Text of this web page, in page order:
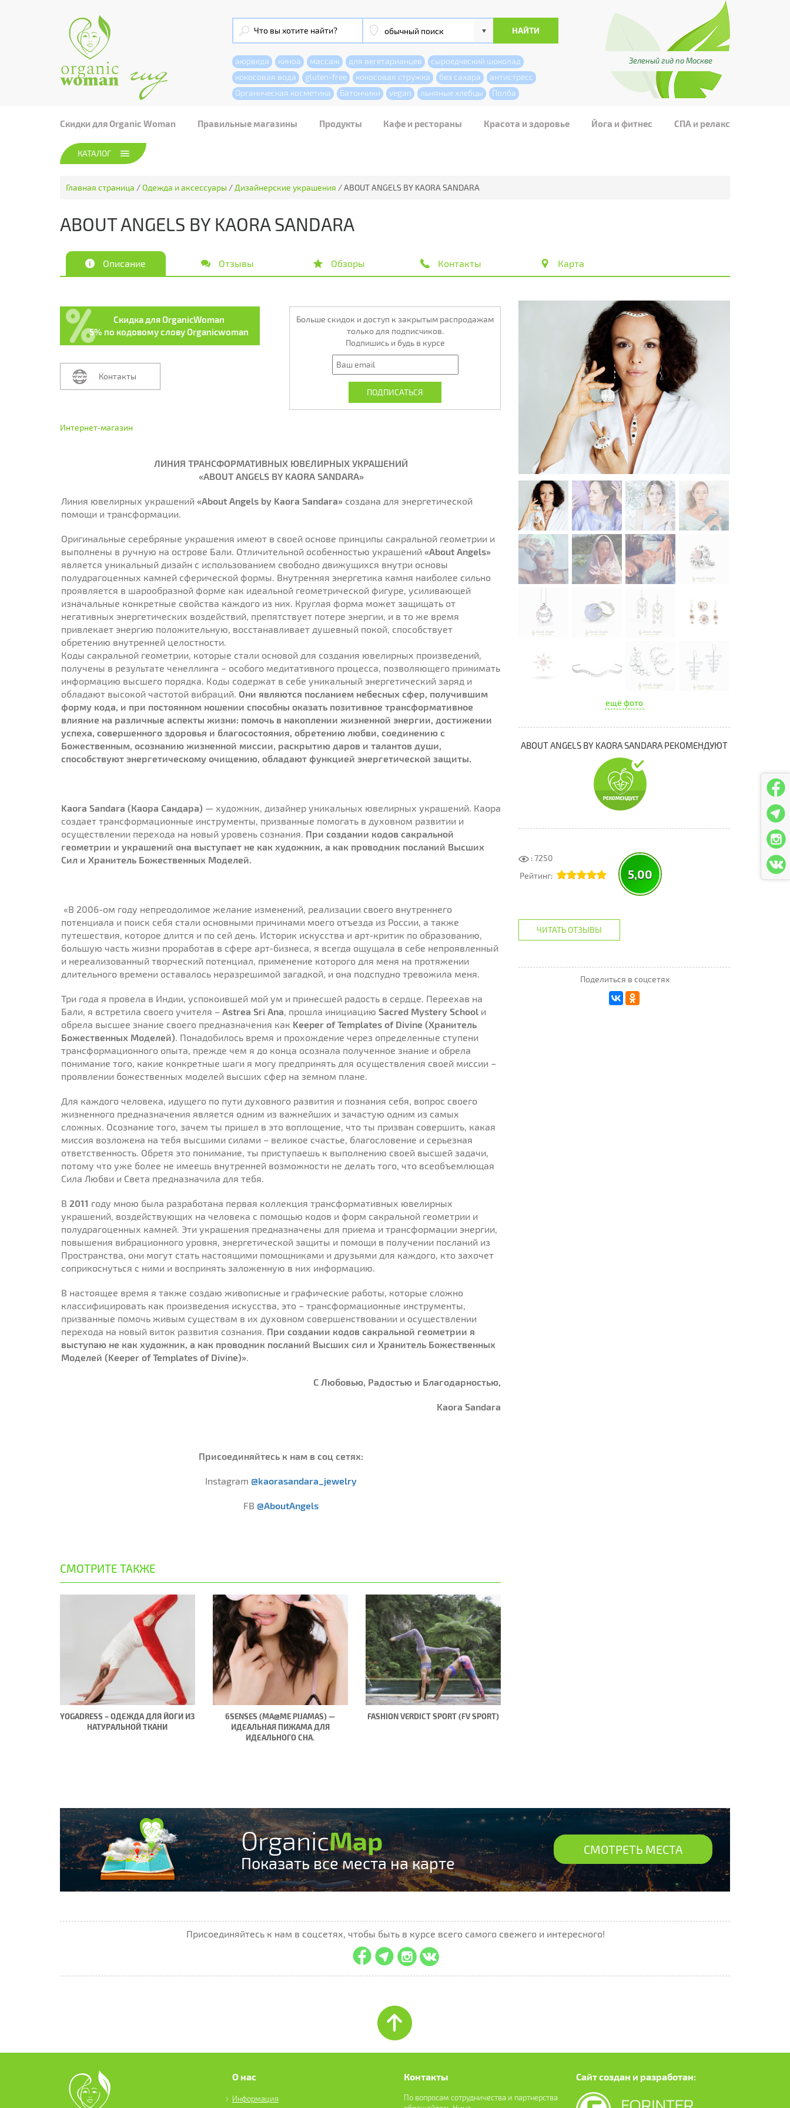
аюрведа киноа массаж для вегетарианцев
сыроедческий шоколад
кокосовая вода
gluten-free кокосовая стружка без сахара
антистресс
Органическая косметика
Батончики vegan льняные хлебцы Полба
Зеленый гид по Москве
Скидки для Organic Woman Правильные магазины Продукты Кафе и рестораны Красота и здоровье Йога и фитнес СПА и релакс
КАТАЛОГ
Главная страница /Одежда и аксессуары / Дизайнерские украшения /ABOUT ANGELS BY KAORA SANDARA
ABOUT ANGELS BY KAORA SANDARA
Описание Отзывы Обзоры Контакты Карта
Скидка для OrganicWoman
5% по кодовому слову Organicwoman
Контакты
Больше скидок и доступ к закрытым распродажам
только для подписчиков.
Подпишись и будь в курсе
Интернет-магазин
ЛИНИЯ ТРАНСФОРМАТИВНЫХ ЮВЕЛИРНЫХ УКРАШЕНИЙ
«ABOUT ANGELS BY KAORA SANDARA»
Линия ювелирных украшений «About Angels by Kaora Sandara» создана для энергетической
помощи и трансформации.
Оригинальные серебряные украшения имеют в своей основе принципы сакральной геометрии и
выполнены в ручную на острове Бали. Отличительной особенностью украшений «About Angels»
является уникальный дизайн с использованием свободно движущихся внутри основы
полудрагоценных камней сферической формы. Внутренняя энергетика камня наиболее сильно
проявляется в шарообразной форме как идеальной геометрической фигуре, усиливающей
изначальные конкретные свойства каждого из них. Круглая форма может защищать от
негативных энергетических воздействий, препятствует потере энергии, и в то же время
привлекает энергию положительную, восстанавливает душевный покой, способствует
обретению внутренней целостности.
Коды сакральной геометрии, которые стали основой для создания ювелирных произведений,
получены в результате ченеллинга – особого медитативного процесса, позволяющего принимать
информацию высшего порядка. Коды содержат в себе уникальный энергетический заряд и
обладают высокой частотой вибраций. Они являются посланием небесных сфер, получившим
форму кода, и при постоянном ношении способны оказать позитивное трансформативное
влияние на различные аспекты жизни: помочь в накоплении жизненной энергии, достижении
успеха, совершенного здоровья и благосостояния, обретению любви, соединению с
Божественным, осознанию жизненной миссии, раскрытию даров и талантов души,
способствуют энергетическому очищению, обладают функцией энергетической защиты.
Kaora Sandara (Каора Сандара) — художник, дизайнер уникальных ювелирных украшений. Каора
создает трансформационные инструменты, призванные помогать в духовном развитии и
осуществлении перехода на новый уровень сознания. При создании кодов сакральной
геометрии и украшений она выступает не как художник, а как проводник посланий Высших
Сил и Хранитель Божественных Моделей.
«В 2006-oм году непреодолимое желание изменений, реализации своего внутреннего
потенциала и поиск себя стали основными причинами моего отъезда из России, а также
путешествия, которое длится и по сей день. Историк искусства и арт-критик по образованию,
большую часть жизни проработав в сфере арт-бизнеса, я всегда ощущала в себе непроявленный
и нереализованный творческий потенциал, применение которого для меня на протяжении
длительного времени оставалось неразрешимой загадкой, и она подспудно тревожила меня.
Три года я провела в Индии, успокоившей мой ум и принесшей радость в сердце. Переехав на
Бали, я встретила своего учителя – Astrea Sri Ana, прошла инициацию Sacred Mystery School и
обрела высшее знание своего предназначения как Keeper of Templates of Divine (Хранитель
Божественных Моделей). Понадобилось время и прохождение через определенные ступени
трансформационного опыта, прежде чем я до конца осознала полученное знание и обрела
понимание того, какие конкретные шаги я могу предпринять для осуществления своей миссии –
проявлении божественных моделей высших сфер на земном плане.
Для каждого человека, идущего по пути духовного развития и познания себя, вопрос своего
жизненного предназначения является одним из важнейших и зачастую одним из самых
сложных. Осознание того, зачем ты пришел в это воплощение, что ты призван совершить, какая
миссия возложена на тебя высшими силами – великое счастье, благословение и серьезная
ответственность. Обретя это понимание, ты приступаешь к выполнению своей высшей задачи,
потому что уже более не имеешь внутренней возможности не делать того, что всеобъемлющая
Сила Любви и Света предназначила для тебя.
В 2011 году мною была разработана первая коллекция трансформативных ювелирных
украшений, воздействующих на человека с помощью кодов и форм сакральной геометрии и
полудрагоценных камней. Эти украшения предназначены для приема и трансформации энергии,
повышения вибрационного уровня, энергетической защиты и помощи в получении посланий из
Пространства, они могут стать настоящими помощниками и друзьями для каждого, кто захочет
соприкоснуться с ними и воспринять заложенную в них информацию.
В настоящее время я также создаю живописные и графические работы, которые сложно
классифицировать как произведения искусства, это – трансформационные инструменты,
призванные помочь живым существам в их духовном совершенствовании и осуществлении
перехода на новый виток развития сознания. При создании кодов сакральной геометрии я
выступаю не как художник, а как проводник посланий Высших сил и Хранитель Божественных
Моделей (Keeper of Templates of Divine)».
С Любовью, Радостью и Благодарностью,
Kaora Sandara
Присоединяйтесь к нам в соц сетях:
Instagram @kaorasandara_jewelry
FB @AboutAngels
ещё фото
ABOUT ANGELS BY KAORA SANDARA РЕКОМЕНДУЮТ
: 7250
Рейтинг:
5,00
ЧИТАТЬ ОТЗЫВЫ
Поделиться в соцсетях
СМОТРИТЕ ТАКЖЕ
YOGADRESS – ОДЕЖДА ДЛЯ ЙОГИ ИЗ
НАТУРАЛЬНОЙ ТКАНИ
6SENSES (MA@ME PIJAMAS) —
ИДЕАЛЬНАЯ ПИЖАМА ДЛЯ
ИДЕАЛЬНОГО СНА.
FASHION VERDICT SPORT (FV SPORT)
OrganicMap
Показать все места на карте
СМОТРЕТЬ МЕСТА
Присоединяйтесь к нам в соцсетях, чтобы быть в курсе всего самого свежего и интересного!
О нас
Информация
Контакты
По вопросам сотрудничества и партнерства
Сайт создан и разработан: